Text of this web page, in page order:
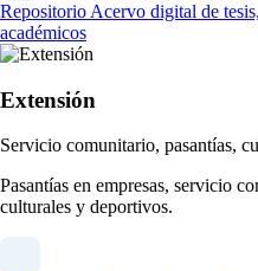
Repositorio Acervo digital de
académicos
Extensión
Servicio comunitario, pasantías,
Pasantías en empresas, servicio
culturales y deportivos.